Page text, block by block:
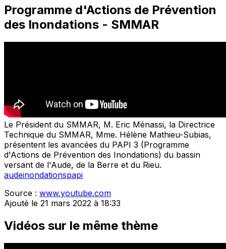
Programme d'Actions de Prévention
des Inondations - SMMAR
Le Président du SMMAR, M. Eric Ménassi, la Directrice
Technique du SMMAR, Mme. Hélène Mathieu-Subias,
présentent les avancées du PAPI 3 (Programme
d'Actions de Prévention des Inondations) du bassin
versant de l'Aude, de la Berre et du Rieu.
audeinondationspapi
Source : www.youtube.com
Ajouté le 21 mars 2022 à 18:33
Vidéos sur le même thème